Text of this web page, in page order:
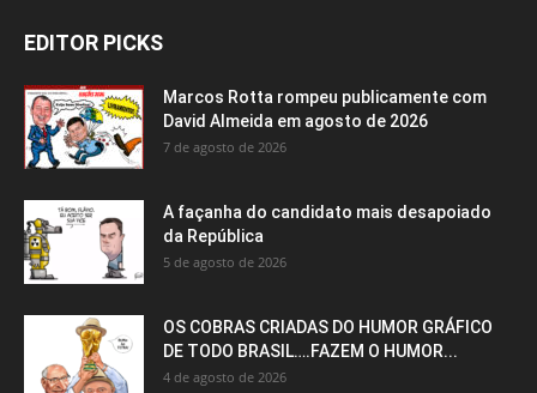
EDITOR PICKS
Marcos Rotta rompeu publicamente com
David Almeida em agosto de 2026
7 de agosto de 2026
A façanha do candidato mais desapoiado
da República
5 de agosto de 2026
OS COBRAS CRIADAS DO HUMOR GRÁFICO
DE TODO BRASIL….FAZEM O HUMOR...
4 de agosto de 2026